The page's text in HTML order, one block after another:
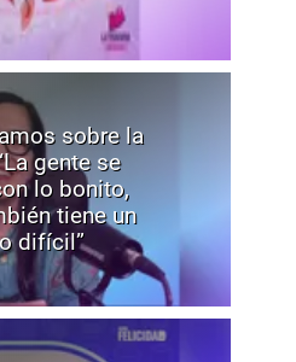
sobre la
gente se
lo bonito,
tiene un
difícil”